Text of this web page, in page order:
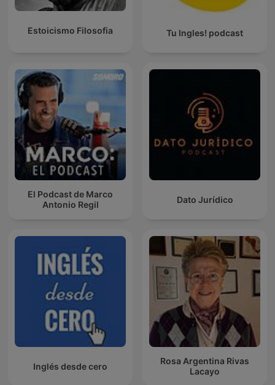
Estoicismo Filosofia Tu Ingles! podcast
El Podcast de Marco
Antonio Regil
Dato Jurídico
Inglés desde cero
Rosa Argentina Rivas
Lacayo